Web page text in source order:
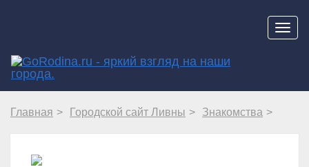
Главная Городской сайт Ливны Знакомства